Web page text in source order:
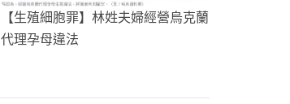
【生殖細胞罪】林姓夫婦經營烏克蘭
代理孕母違法